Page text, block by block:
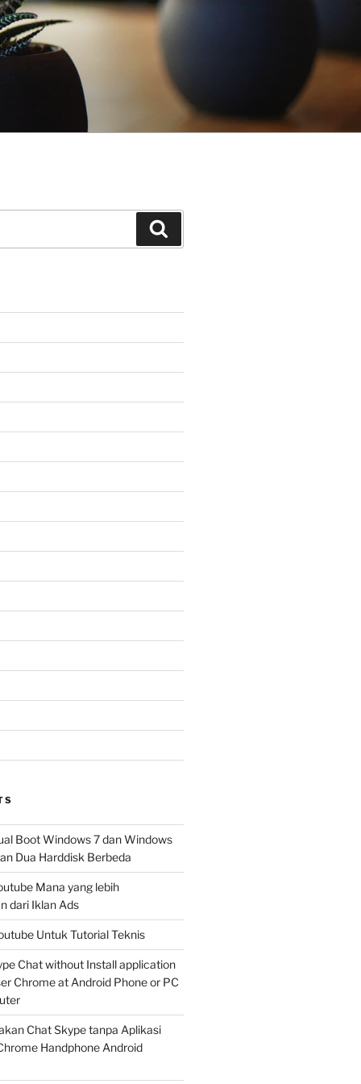
Boot Windows 7 dan Windows
Dua Harddisk Berbeda
Mana yang lebih
dari Iklan Ads
Untuk Tutorial Teknis
Chat without Install application
Chrome at Android Phone or PC
Chat Skype tanpa Aplikasi
Handphone Android